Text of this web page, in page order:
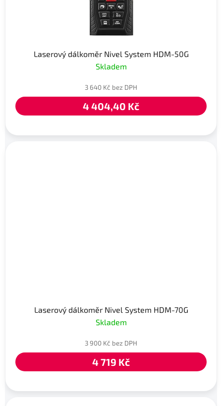
Laserový dálkoměr Nivel System HDM-50G
Skladem
3 640 Kč bez DPH
4 404,40 Kč
Laserový dálkoměr Nivel System HDM-70G
Skladem
3 900 Kč bez DPH
4 719 Kč